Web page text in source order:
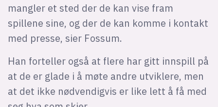
mangler et sted der de kan vise fram
spillene sine, og der de kan komme i kontakt
med presse, sier Fossum.
Han forteller også at flere har gitt innspill på
at de er glade i å møte andre utviklere, men
at det ikke nødvendigvis er like lett å få med